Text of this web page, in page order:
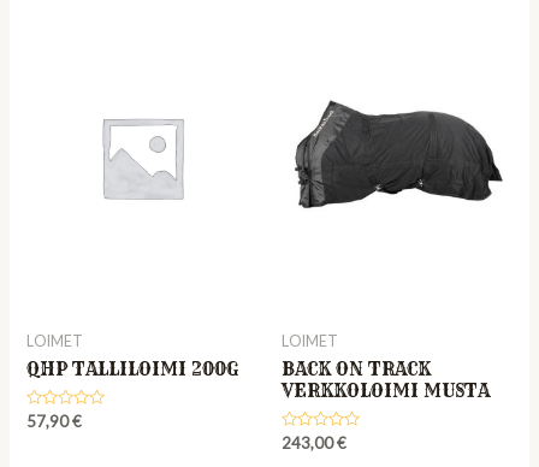
LOIMET
QHP TALLILOIMI 200G
Rated
57,90€
LOIMET
BACK ON TRACK
VERKKOLOIMI MUSTA
Rated
243,00€